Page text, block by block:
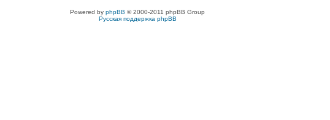
Powered by phpBB © 2000-2011 phpBB Group
Русская поддержка phpBB